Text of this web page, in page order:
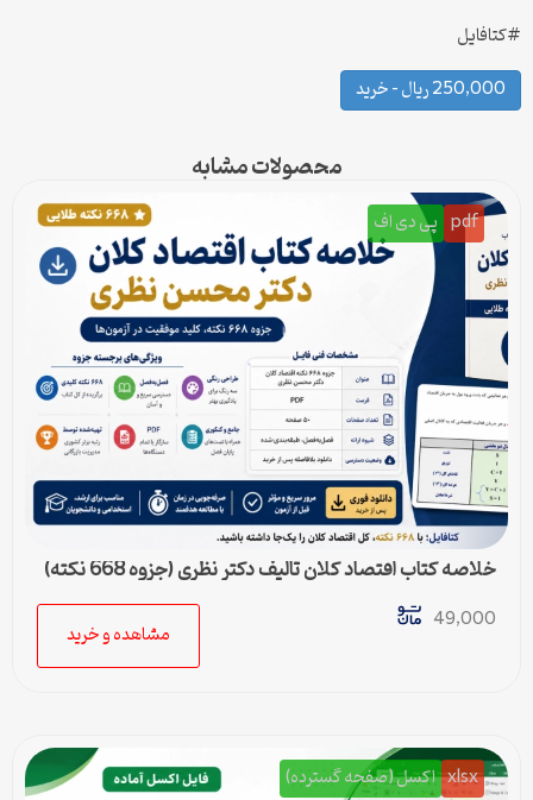
#کتافایل
250,000 ریال – خرید
محصولات مشابه
pdf پی دی اف
خلاصه کتاب اقتصاد کلان تالیف دکتر نظری (جزوه 668 نکته)
49,000
مشاهده و خرید
xlsx اکسل (صفحه گسترده)